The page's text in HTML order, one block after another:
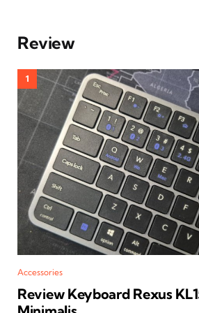
Review
Accessories
Review Keyboard Rexus